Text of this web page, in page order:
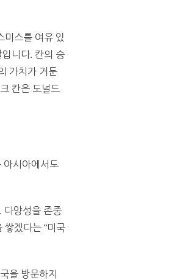
미스를 여유 있
니다. 칸의 승
가치가 거둔
칸은 도널드
아시아에서도
다양성을 존중
쌓겠다는 “미국
을 방문하지